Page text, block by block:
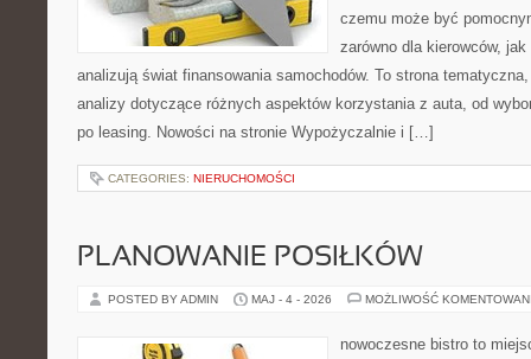
czemu może być
zarówno dla kierowców,
analizują świat finansowania samochodów. To strona
analizy dotyczące różnych aspektów korzystania z auta, od
po leasing. Nowości na stronie Wypożyczalnie i […]
CATEGORIES: NIERUCHOMOŚCI
PLANOWANIE POSIŁKÓW
POSTED BY ADMIN MAJ - 4 - 2026 MOŻLIWOŚĆ
nowoczesne bistro to